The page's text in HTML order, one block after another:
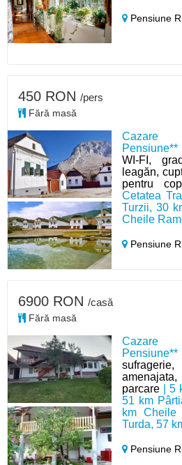
Pensiune
Cazare
Pensiune** |
WI-FI,
leagăn,
pentru
Cetatea
Turzii, 30
Cheile
Pensiune
450 RON /pers
Fără masă
Cazare
parcare | 5
51 km
km
Turda, 57
Pensiune
6900 RON /casă
Fără masă